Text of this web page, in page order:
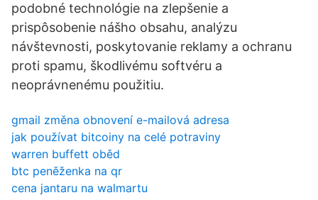
podobné technológie na zlepšenie a
prispôsobenie nášho obsahu, analýzu
návštevnosti, poskytovanie reklamy a ochranu
proti spamu, škodlivému softvéru a
neoprávnenému použitiu.
gmail změna obnovení e-mailová adresa
jak používat bitcoiny na celé potraviny
warren buffett oběd
btc peněženka na qr
cena jantaru na walmartu